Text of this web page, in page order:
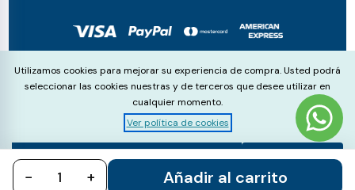
− + Añadir al carrito
© anphibius, 2026
Pago 100% seguros con:
Cookie Consent
Utilizamos cookies para mejorar su experiencia de compra. Usted podrá
seleccionar las cookies nuestras y de terceros que desee utilizar en
cualquier momento.
Ver política de cookies
Aceptar
todo
Rechazar
todo
Configurar
cookies